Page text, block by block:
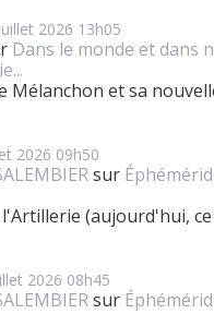
juillet 2026 13h05
Dans le monde et dans
Mélanchon et sa
2026 09h50
sur
(aujourd'hui,
2026 08h45
sur